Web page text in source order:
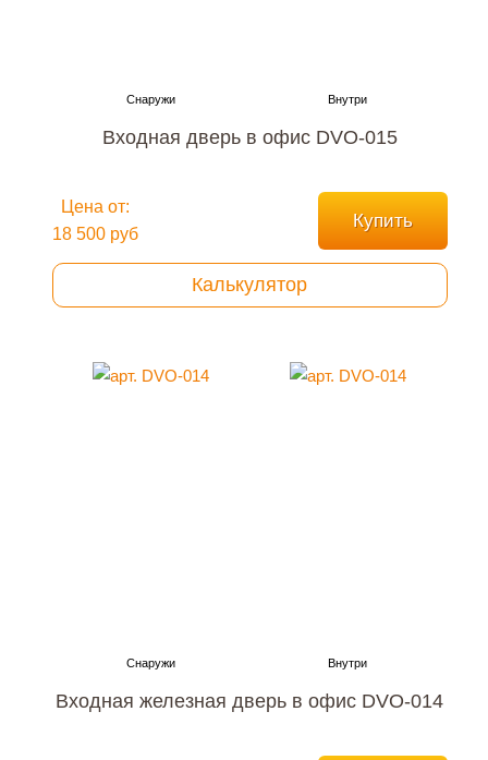
Входная дверь в офис DVO-015
Цена от:
18 500 руб
Купить
Калькулятор
Входная железная дверь в офис DVO-014